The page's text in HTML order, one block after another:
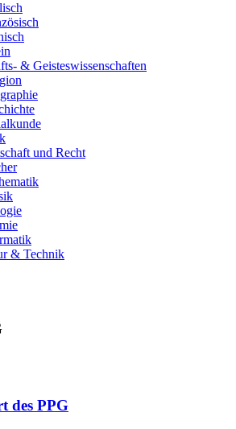
& Geisteswissenschaften
und Recht
& Technik
des PPG